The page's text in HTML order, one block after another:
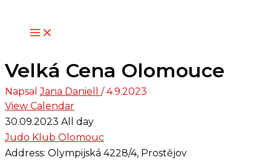
Velká Cena Olomouce
NapsalJana Daniell /4.9.2023
View Calendar
30.09.2023 All day
Judo Klub Olomouc
Address: Olympijská 4228/4, Prostějov